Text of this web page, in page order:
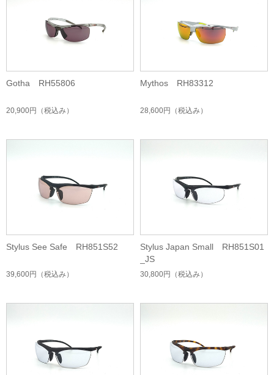
Gotha RH55806
20,900円 （税込み）
Mythos RH83312
28,600円 （税込み）
Stylus See Safe RH851S52
39,600円 （税込み）
Stylus Japan Small RH851S01
_JS
30,800円 （税込み）